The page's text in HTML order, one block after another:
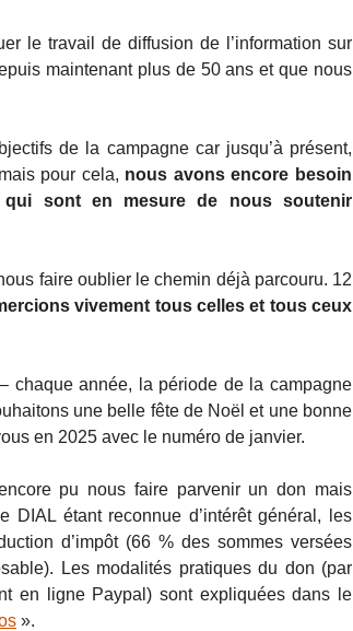
le travail de diffusion de l’information sur
maintenant plus de 50 ans et que nous
de la campagne car jusqu’à présent,
pour cela, nous avons encore besoin
sont en mesure de nous soutenir
faire oublier le chemin déjà parcouru. 12
vivement tous celles et tous ceux
chaque année, la période de la campagne
une belle fête de Noël et une bonne
en 2025 avec le numéro de janvier.
pu nous faire parvenir un don mais
DIAL étant reconnue d’intérêt général, les
d’impôt (66 % des sommes versées
Les modalités pratiques du don (par
en ligne Paypal) sont expliquées dans le
».